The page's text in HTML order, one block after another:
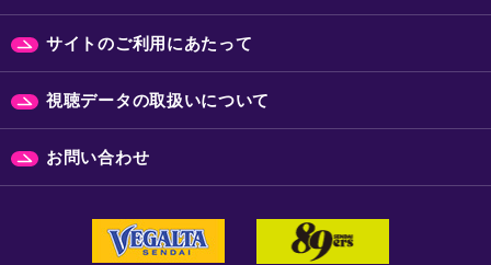
サイトのご利用にあたって
視聴データの取扱いについて
お問い合わせ